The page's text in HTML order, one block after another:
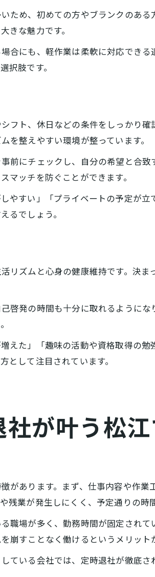
を支える軽作業の勤務体制解説
ため、初めての方やブランクのあ
きな魅力です。
合にも、軽作業は柔軟に対応でき
択肢です。
フト、休日などの条件をしっかり
を整えやすい環境が整っています。
前にチェックし、自分の希望と合
マッチを防ぐことができます。
やすい」「プライベートの予定が
るでしょう。
リズムと心身の健康維持です。決
啓発の時間も十分に取れるように
えた」「趣味の活動や資格取得の
として注目されています。
が叶う松
があります。まず、仕事内容や作
業が発生しにくく、予定通りの時
職場が多く、勤務時間が固定され
すことなく働けるというメリット
ている会社では、定時退社が徹底
い合わせ・ご相談はこちら
い合わせ・ご相談はこちら